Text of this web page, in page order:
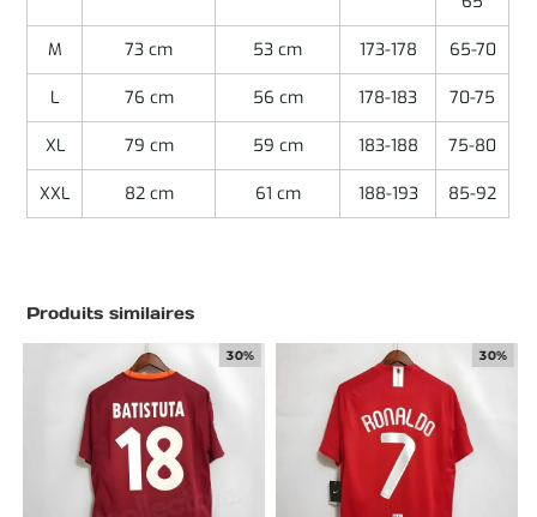
M 73 cm 53 cm 173-178 65-70
L 76 cm 56 cm 178-183 70-75
XL 79 cm 59 cm 183-188 75-80
XXL 82 cm 61 cm 188-193 85-92
Produits similaires
30% 30%